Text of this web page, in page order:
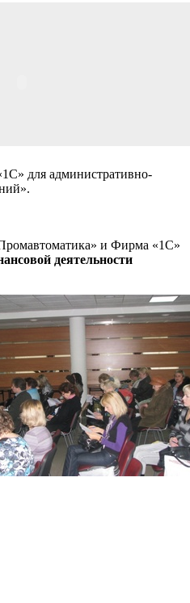
для административно-
и Фирма «1С»
деятельности